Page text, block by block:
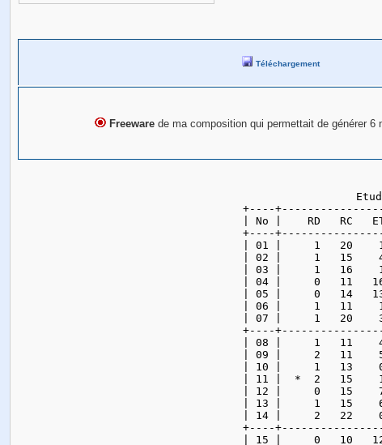
Téléchargement
Freewarede ma composition qui permettait de générer 6
+----
| No |    RD   RC
+----
| 01 |     1   20
| 02 |     1   15
| 03 |     1   16
| 04 |     0   11
| 05 |     0   14
| 06 |     1   11
| 07 |     1   20
+----
| 08 |     1   11
| 09 |     2   11
| 10 |     1   13
| 11 |  *  2   15
| 12 |     0   15
| 13 |     1   15
| 14 |     2   22
+----
| 15 |     0   10